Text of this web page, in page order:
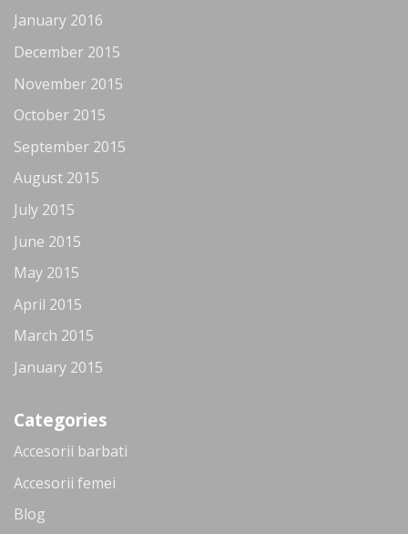
January 2016
December 2015
November 2015
October 2015
September 2015
August 2015
July 2015
June 2015
May 2015
April 2015
March 2015
January 2015
Categories
Accesorii barbati
Accesorii femei
Blog